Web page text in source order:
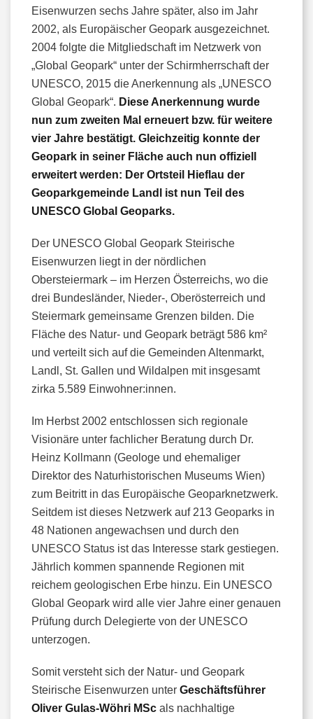
Eisenwurzen sechs Jahre später, also im Jahr
2002, als Europäischer Geopark ausgezeichnet.
2004 folgte die Mitgliedschaft im Netzwerk von
„Global Geopark“ unter der Schirmherrschaft der
UNESCO, 2015 die Anerkennung als „UNESCO
Global Geopark“. Diese Anerkennung wurde
nun zum zweiten Mal erneuert bzw. für weitere
vier Jahre bestätigt. Gleichzeitig konnte der
Geopark in seiner Fläche auch nun offiziell
erweitert werden: Der Ortsteil Hieflau der
Geoparkgemeinde Landl ist nun Teil des
UNESCO Global Geoparks.
Der UNESCO Global Geopark Steirische
Eisenwurzen liegt in der nördlichen
Obersteiermark – im Herzen Österreichs, wo die
drei Bundesländer, Nieder-, Oberösterreich und
Steiermark gemeinsame Grenzen bilden. Die
Fläche des Natur- und Geopark beträgt 586 km²
und verteilt sich auf die Gemeinden Altenmarkt,
Landl, St. Gallen und Wildalpen mit insgesamt
zirka 5.589 Einwohner:innen.
Im Herbst 2002 entschlossen sich regionale
Visionäre unter fachlicher Beratung durch Dr.
Heinz Kollmann (Geologe und ehemaliger
Direktor des Naturhistorischen Museums Wien)
zum Beitritt in das Europäische Geoparknetzwerk.
Seitdem ist dieses Netzwerk auf 213 Geoparks in
48 Nationen angewachsen und durch den
UNESCO Status ist das Interesse stark gestiegen.
Jährlich kommen spannende Regionen mit
reichem geologischen Erbe hinzu. Ein UNESCO
Global Geopark wird alle vier Jahre einer genauen
Prüfung durch Delegierte von der UNESCO
unterzogen.
Somit versteht sich der Natur- und Geopark
Steirische Eisenwurzen unter Geschäftsführer
Oliver Gulas-Wöhri MSc als nachhaltige